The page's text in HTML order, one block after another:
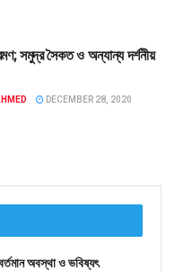
সমুদ্র সৈকত ও অন্যান্য দর্শনীয়
DECEMBER 28, 2020
অবস্থা ও ভবিষ্যৎ